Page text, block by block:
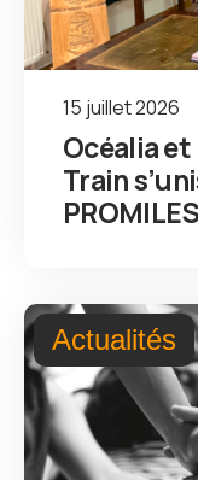
15 juillet 2026
Océalia et
Train
PROMILES
Actualités